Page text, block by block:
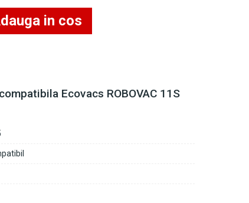
in cos
Ecovacs ROBOVAC 11S